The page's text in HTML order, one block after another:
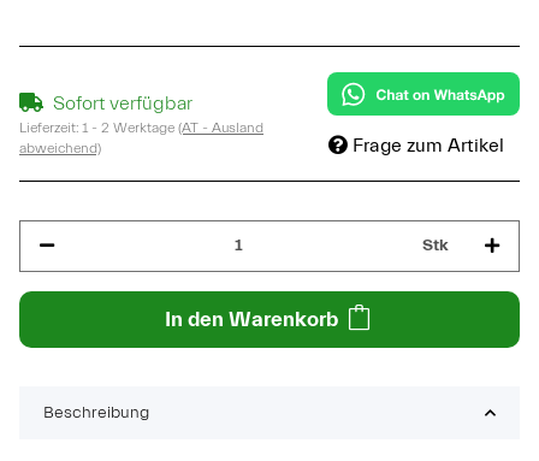
Sofort verfügbar
Lieferzeit: 1 - 2 Werktage (AT - Ausland
abweichend)
Frage zum Artikel
Stk
In den Warenkorb
Beschreibung